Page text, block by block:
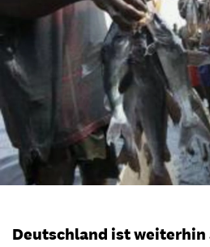
Deutschland ist weiterhin